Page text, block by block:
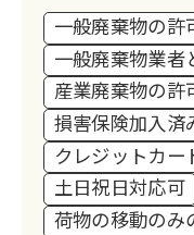
一般廃棄物の許
一般廃棄物業者
産業廃棄物の許
損害保険加入済
クレジットカー
土日祝日対応可
荷物の移動のみ